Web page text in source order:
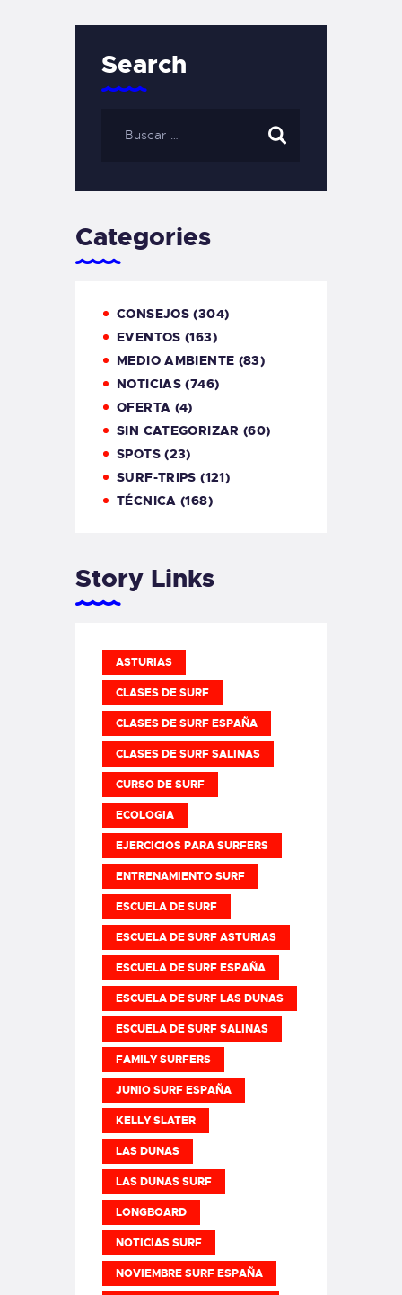
Search
Categories
CONSEJOS (304)
EVENTOS (163)
MEDIO AMBIENTE (83)
NOTICIAS (746)
OFERTA (4)
SIN CATEGORIZAR (60)
SPOTS(23)
SURF-TRIPS (121)
TÉCNICA (168)
Story Links
ASTURIAS
CLASES DE SURF
CLASES DE SURF ESPAÑA
CLASES DE SURF SALINAS
CURSO DE SURF
ECOLOGIA
EJERCICIOS PARA SURFERS
ENTRENAMIENTO SURF
ESCUELA DE SURF
ESCUELA DE SURF ASTURIAS
ESCUELA DE SURF ESPAÑA
ESCUELA DE SURF LAS DUNAS
ESCUELA DE SURF SALINAS
FAMILY SURFERS
JUNIO SURF ESPAÑA
KELLY SLATER
LAS DUNAS
LAS DUNAS SURF
LONGBOARD
NOTICIAS SURF
NOVIEMBRE SURF ESPAÑA